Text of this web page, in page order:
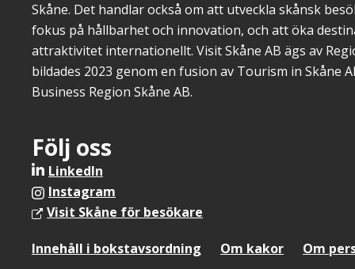
Skåne. Det handlar också om att utveckla skånsk
fokus på hållbarhet och innovation, och att öka
attraktivitet internationellt. Visit Skåne AB ägs av
bildades 2023 genom en fusion av Tourism in Skåne
Business Region Skåne AB.
Följ oss
LinkedIn
Instagram
Visit Skåne för besökare
Sidfotsmeny
Innehåll i bokstavsordning Om kakor Om